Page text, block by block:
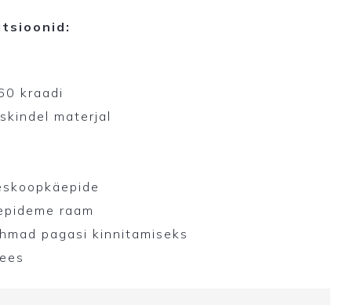
kraadi
materjal
raam
pagasi kinnitamiseks